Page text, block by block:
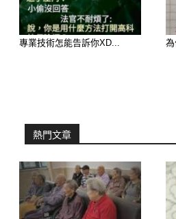
延伸閱讀
專業技術怎能告訴你XD... 為
熱門文章